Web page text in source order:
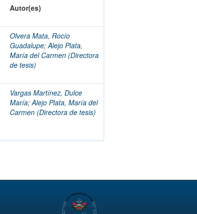
Autor(es)
Olvera Mata, Rocío
Guadalupe;Alejo Plata,
María del Carmen (Directora
de tesis)
Vargas Martínez, Dulce
María;Alejo Plata, María del
Carmen (Directora de tesis)